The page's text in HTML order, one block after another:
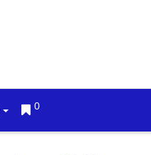
0